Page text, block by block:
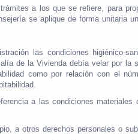
a los que se refiere, para
se aplique de forma unitaria
las condiciones higiénico-
de la Vivienda debía velar por
como por relación con el
a las condiciones
a otros derechos personales o